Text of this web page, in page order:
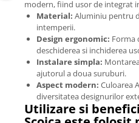
modern, fiind usor de integrat
Material: Aluminiu pentru
intemperii.
Design ergonomic: Forma
deschiderea si inchiderea
Instalare simpla:
ajutorul a doua suruburi.
Aspect modern: Culoarea
diversitatea designurilor
Utilizare si